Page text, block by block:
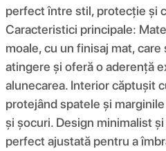
perfect între stil, protecție și
Caracteristici principale:
moale, cu un finisaj mat,
atingere și oferă o aderență
alunecarea. Interior căptușit
protejând spatele și
și șocuri. Design minimalist
perfect ajustată pentru a